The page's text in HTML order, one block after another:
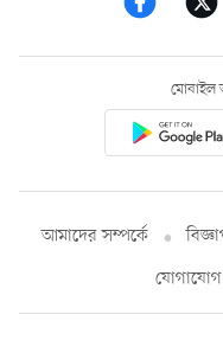
আমাদের সম্পর্কে
যোগাযোগ